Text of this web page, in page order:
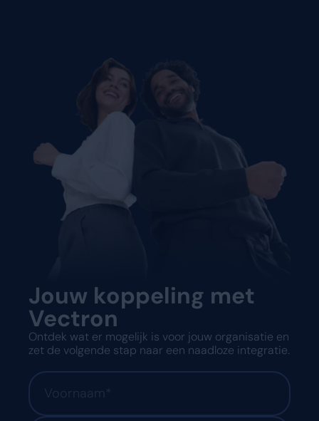
Jouw koppeling met
Vectron
Ontdek wat er mogelijk is voor jouw organisatie en
zet de volgende stap naar een naadloze integratie.